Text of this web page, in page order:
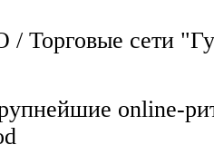
/ Торговые сети
online-